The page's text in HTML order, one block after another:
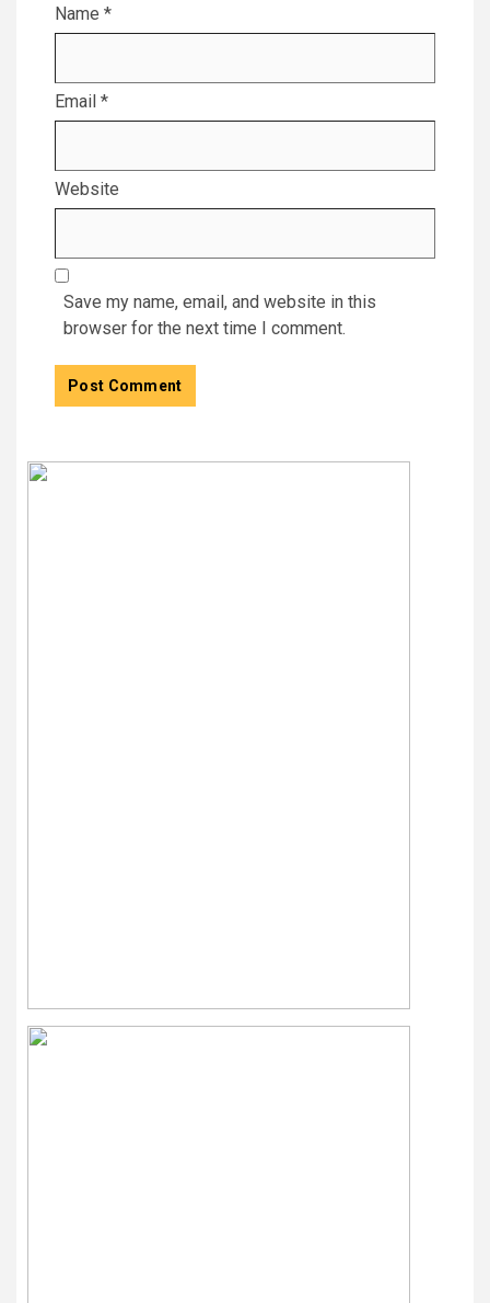
Name *
Email *
Website
Save my name, email, and website in this
browser for the next time I comment.